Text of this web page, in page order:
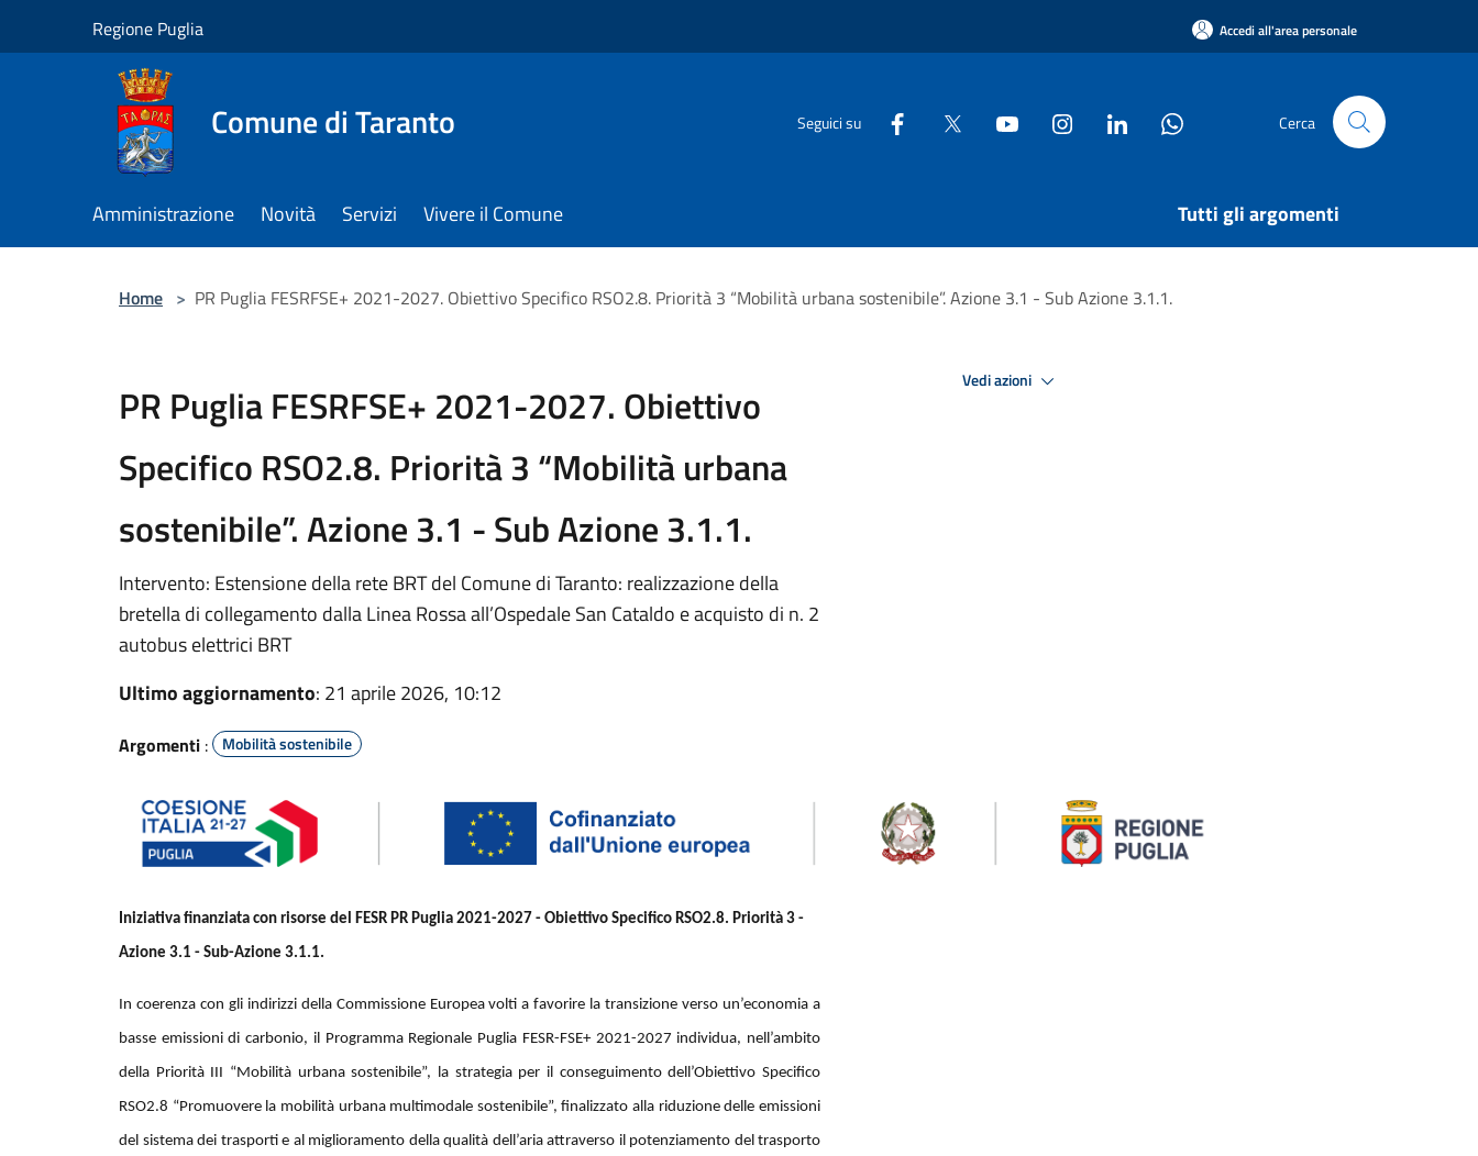
Regione Puglia Accedi all'area personale
Comune di Taranto Seguici su Cerca
Amministrazione Novità Servizi Vivere il Comune Tutti gli argomenti
Home > PR Puglia FESRFSE+ 2021-2027. Obiettivo Specifico RSO2.8. Priorità 3 “Mobilità urbana sostenibile”. Azione 3.1 - Sub Azione 3.1.1.
PR Puglia FESRFSE+ 2021-2027. Obiettivo
Specifico RSO2.8. Priorità 3 “Mobilità urbana
sostenibile”. Azione 3.1 - Sub Azione 3.1.1.
Intervento: Estensione della rete BRT del Comune di Taranto: realizzazione della
bretella di collegamento dalla Linea Rossa all’Ospedale San Cataldo e acquisto di n. 2
autobus elettrici BRT
Ultimo aggiornamento: 21 aprile 2026, 10:12
Argomenti : Mobilità sostenibile
Iniziativa finanziata con risorse del FESR PR Puglia 2021-2027 - Obiettivo Specifico RSO2.8. Priorità 3 -
Azione 3.1 - Sub-Azione 3.1.1.
In coerenza con gli indirizzi della Commissione Europea volti a favorire la transizione verso un’economia a
basse emissioni di carbonio, il Programma Regionale Puglia FESR-FSE+ 2021-2027 individua, nell’ambito
della Priorità III “Mobilità urbana sostenibile”, la strategia per il conseguimento dell’Obiettivo Specifico
RSO2.8 “Promuovere la mobilità urbana multimodale sostenibile”, finalizzato alla riduzione delle emissioni
del sistema dei trasporti e al miglioramento della qualità dell’aria attraverso il potenziamento del trasporto
Vedi azioni